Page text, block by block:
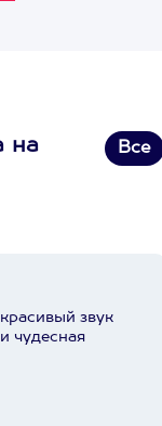
на
Все
звук
чудесная